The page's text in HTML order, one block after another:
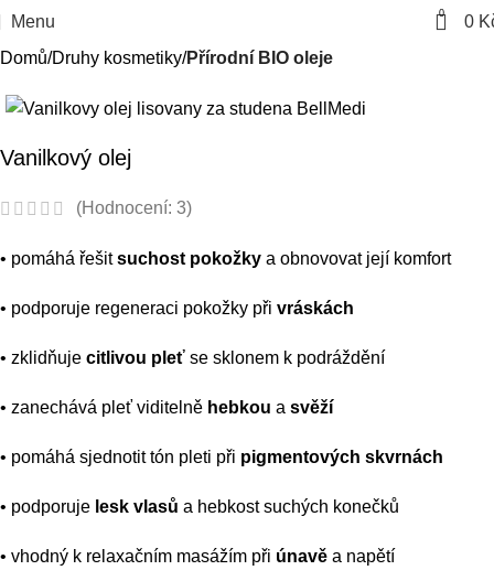
Menu 0 0
Domů Druhy kosmetiky Přírodní BIO oleje
Vanilkový olej
(Hodnocení: 3)
• pomáhá řešitsuchost pokožky a obnovovat její komfort
• podporuje regeneraci pokožky při vráskách
• zklidňuje citlivou pleť se sklonem k podráždění
• zanechává pleť viditelně hebkou a svěží
• pomáhá sjednotit tón pleti při pigmentových skvrnách
• podporuje lesk vlasů a hebkost suchých konečků
• vhodný k relaxačním masážím při únavě a napětí